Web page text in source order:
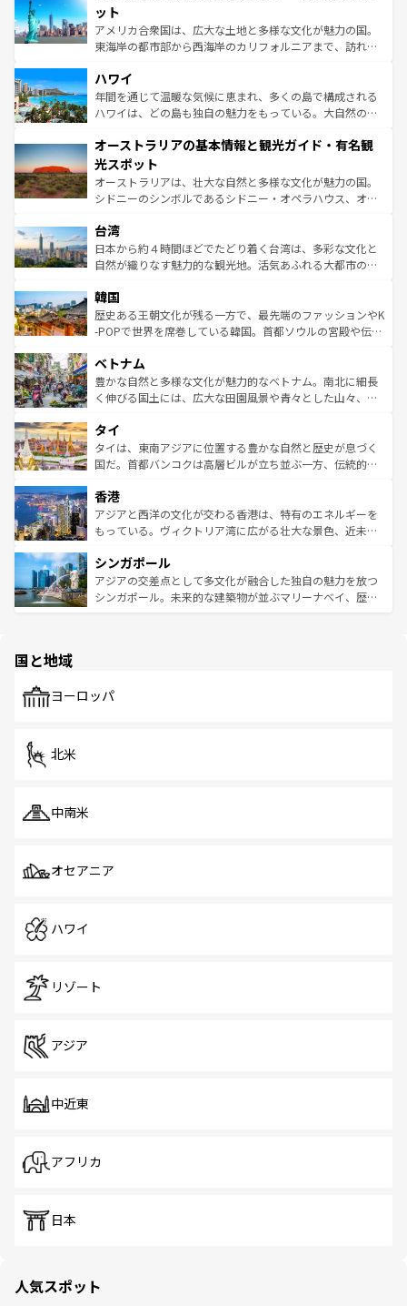
博物館もあり、アルプス観光だけでなく町歩きも満喫する
ことができる。国民の所得が高いため物価も高いが、旅行
者向けの交通パス提供のサービスもあり、うまく活用すれ
着のスイス情報は
ット
アメリカ合衆国は、広大な土地と多様な文化が魅力の国。
東海岸の都市部から西海岸のカリフォルニアまで、訪れる
のような巨大都市は、観光、ショッピング、エンターテイ
ンメントが詰まった刺激的なスポットだ。一方、アメリカ
西部には大自然が広がり、グランドキャニオンやイエロー
部のニューオーリンズでは、音楽と美食が融合した独特の
文化が魅力。旅行者はアメリカの各地域で異なる魅力を楽
しみながら、その多様性と豊かな歴史を感じることができ
るだろう。車でのロードトリップや列車の旅も、アメリカ
情報は
ハワイ
年間を通じて温暖な気候に恵まれ、多くの島で構成される
ハワイは、どの島も独自の魅力をもっている。大自然の神
ワイ島は見逃せない。また、定番の観光地といえばオアフ
島だが、静かな自然を求めるならマウイ島やカウアイ島が
おすすめ。エメラルドグリーンに輝く海をはじめ、豊かな
文化や歴史が息づいている。「アロハスピリット」と呼ば
人々、おいしいローカルフードやハワイアンミュージッ
ク、伝統的なフラダンスなど、すべてがハワイの魅力を彩
っている。訪れるたびに新しい発見と感動が待っているハ
はコンテンツ一覧
オーストラリアの基本情報と観光ガイド・有名観
光スポット
オーストラリアは、壮大な自然と多様な文化が魅力の国。
シドニーのシンボルであるシドニー・オペラハウス、オー
リアリーフや大陸中央部にそびえるウルル（エアーズロッ
ク）、タスマニアの美しい原生林やケアンズの熱帯雨林な
ど、見どころがたくさん。また、カフェやワイン、オージ
いる。アクティビティも充実しており、サーフィンやダイ
ビング、ハイキングなど、アウトドア好きにはたまらな
い。オーストラリアの多彩な魅力を存分に味わいつくそ
参照してほしい。
台湾
日本から約４時間ほどでたどり着く台湾は、多彩な文化と
自然が織りなす魅力的な観光地。活気あふれる大都市の台
ン）、静ひつな山岳地帯である台湾東部など、都市の喧騒
と山間の静けさが共存しており、訪れる人に新しい発見と
驚きをもたらしてくれる。また、奥深い台湾の食文化も魅
容にもいいと評判のスイーツなど、バラエティ豊かな料理
が味わえる。 なお、新着の台湾情報は コンテンツ一覧を参
照してほしい。
韓国
歴史ある王朝文化が残る一方で、最先端のファッションやK
-POPで世界を席巻している韓国。首都ソウルの宮殿や伝統
き、地方に足を延ばせば四季折々の自然美を楽しむことが
できる。そして、キムチや焼肉、絶品のストリートフード
まで、さまざまな韓国料理が待っている。夜には、韓国な
リティに包まれながら、韓国の多彩な魅力を心ゆくまで味
わってみてほしい。 なお、新着の韓国情報はコンテンツ一
覧を参照してほしい。
ベトナム
豊かな自然と多様な文化が魅力的なベトナム。南北に細長
く伸びる国土には、広大な田園風景や青々とした山々、世
急速な発展と共に伝統が息づく。ハノイの古い町並みやホ
ーチミン市のフランス統治時代の建物も、独特の雰囲気を
醸し出している。また、バラエティの豊かさとおいしさで
とつ。フォーやバインミー、ベトナムコーヒーなどは、ぜ
ひ現地で味わいたい。どの地域を訪れてもあたたかい人々
が旅行者を迎えてくれるので、きっと忘れられない旅にな
参照してほしい。
タイ
タイは、東南アジアに位置する豊かな自然と歴史が息づく
国だ。首都バンコクは高層ビルが立ち並ぶ一方、伝統的な
の活気が交差している。北部ではチェンマイなどの山岳地
帯で自然と触れ合い、南部ではプーケットやクラビの美し
いビーチでリゾート気分を楽しむことができる。タイ料理
激する。気候は一年中温暖で、どの季節にも異なる楽しみ
が待っている。親しみやすいタイの人々、仏教を中心とし
た文化、そして多様な観光資源が、訪れる旅人を魅了し続
香港
アジアと西洋の文化が交わる香港は、特有のエネルギーを
もっている。ヴィクトリア湾に広がる壮大な景色、近未来
み、どこを訪れても感動するはず。観光スポットが密集し
ており、効率よく見どころを回れるのも魅力。息をのむよ
うな絶景から文化的な体験まで、香港を存分に楽しみ尽く
シンガポール
アジアの交差点として多文化が融合した独自の魅力を放つ
シンガポール。未来的な建築物が並ぶマリーナベイ、歴史
で、ホーカーズは地元の風情を楽しめる外せないスポット
国と地域
ヨーロッパ
北米
中南米
オセアニア
ハワイ
リゾート
アジア
中近東
アフリカ
日本
人気スポット